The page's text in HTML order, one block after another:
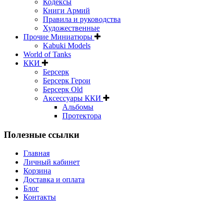
Кодексы
Книги Армий
Правила и руководства
Художественные
Прочие Миниатюры
Kabuki Models
World of Tanks
ККИ
Берсерк
Берсерк Герои
Берсерк Old
Аксессуары ККИ
Альбомы
Протектора
Полезные ссылки
Главная
Личный кабинет
Корзина
Доставка и оплата
Блог
Контакты